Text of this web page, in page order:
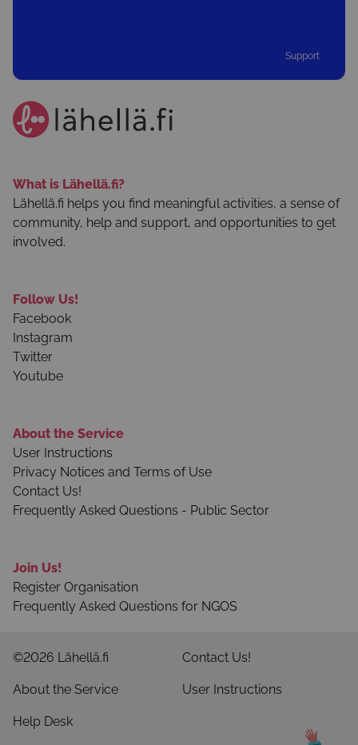
Support
What is Lähellä.fi?
Lähellä.fi helps you find meaningful activities, a sense of
community, help and support, and opportunities to get
involved.
Follow Us!
Facebook
Instagram
Twitter
Youtube
About the Service
User Instructions
Privacy Notices and Terms of Use
Contact Us!
Frequently Asked Questions - Public Sector
Join Us!
Register Organisation
Frequently Asked Questions for NGOS
©2026 Lähellä.fi Contact Us!
About the Service User Instructions
Help Desk